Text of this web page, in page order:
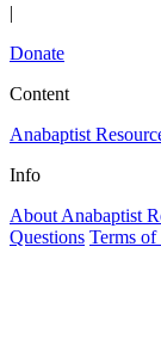
|
Donate
Content
Anabaptist
Info
About Anabaptist
Questions Terms of